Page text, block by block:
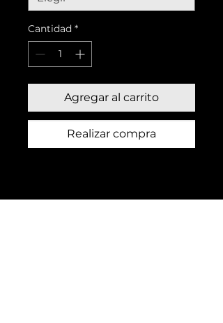
Cantidad *
Agregar al carrito
Realizar compra